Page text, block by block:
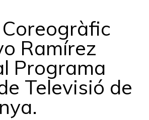
Ramírez
Programa
Televisió de